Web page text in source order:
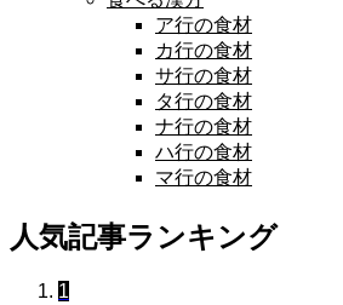
ア行の食材
カ行の食材
サ行の食材
タ行の食材
ナ行の食材
ハ行の食材
マ行の食材
人気記事ランキング
1